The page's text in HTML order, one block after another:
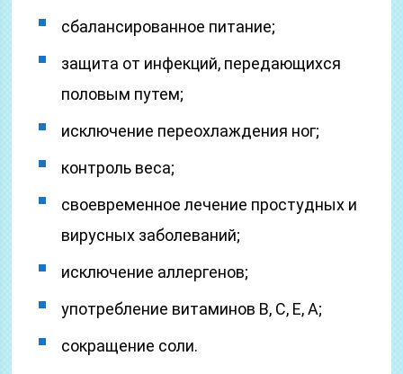
сбалансированное питание;
защита от инфекций, передающихся
половым путем;
исключение переохлаждения ног;
контроль веса;
своевременное лечение простудных и
вирусных заболеваний;
исключение аллергенов;
употребление витаминов В, С, Е, А;
сокращение соли.